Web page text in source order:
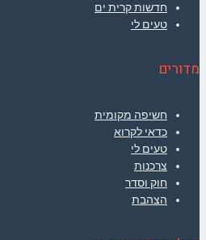
חדשות קרית ים
טעים לי
מדורים
חשיפה מקומית
כדאי לקרוא
טעים לי
צרכנות
חוק וסדר
הצהבת